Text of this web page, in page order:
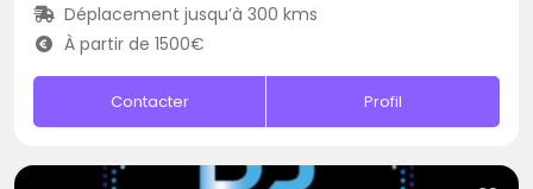
Déplacement jusqu’à 300 kms
À partir de 1500€
Contacter Profil